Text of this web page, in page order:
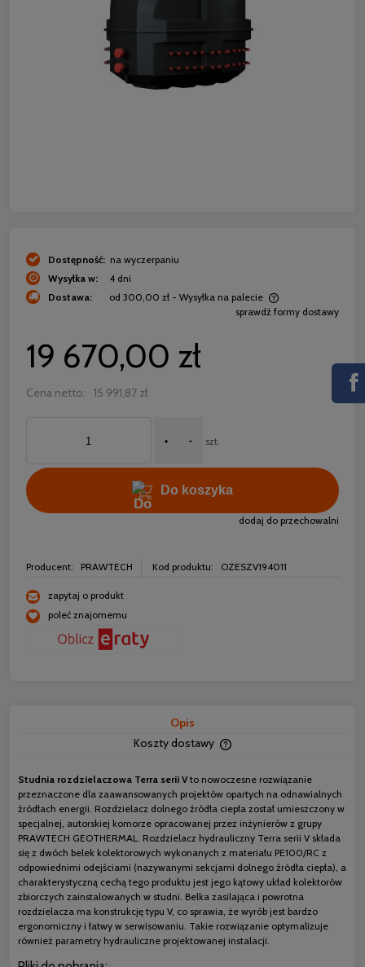
Dostępność: na wyczerpaniu
Wysyłka w:
4 dni
Dostawa:
od 300,00 zł - Wysyłka na palecie
Cena nie zawiera ewentualnych kosztów płatnościsprawdź formy dostawy
19 670,00 zł
Cena netto: 15 991,87 zł
+ - szt.
Do koszyka
dodaj do przechowalni
Producent: PRAWTECH Kod produktu: OZESZV194011
zapytaj o produkt
poleć znajomemu
Opis
Koszty dostawy
Studnia rozdzielaczowa Terra serii Vto nowoczesne rozwiązanie
przeznaczone dla zaawansowanych projektów opartych na odnawialnych
źródłach energii. Rozdzielacz dolnego źródła ciepła został umieszczony w
specjalnej, autorskiej komorze opracowanej przez inżynierów z grupy
PRAWTECH GEOTHERMAL. Rozdzielacz hydrauliczny Terra serii V składa
się z dwóch belek kolektorowych wykonanych z materiału PE100/RC z
odpowiednimi odejściami (nazywanymi sekcjami dolnego źródła ciepła), a
charakterystyczną cechą tego produktu jest jego kątowy układ kolektorów
zbiorczych zainstalowanych w studni. Belka zasilająca i powrotna
rozdzielacza ma konstrukcję typu V, co sprawia, że wyrób jest bardzo
ergonomiczny i łatwy w serwisowaniu. Takie rozwiązanie optymalizuje
również parametry hydrauliczne projektowanej instalacji.